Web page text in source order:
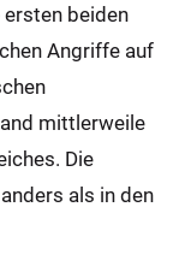
beiden
Angriffe auf
mittlerweile
Die
als in den